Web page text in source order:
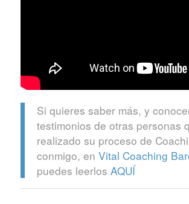
Si quieres saber más, y
testimonios de otras personas
realizado su proceso de
conmigo, en Vital Coaching
puedes leerlos AQUÍ